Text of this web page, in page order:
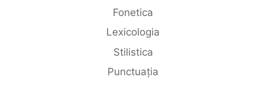
Fonetica
Lexicologia
Stilistica
Punctuația